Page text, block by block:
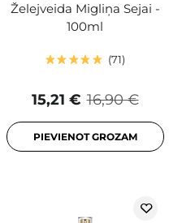
Želejveida Migliņa Sejai -
100ml
71
16,90 €
15,21 €
PIEVIENOT GROZAM